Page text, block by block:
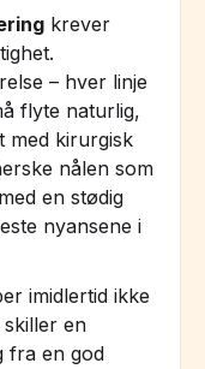
krever
– hver linje
flyte naturlig,
med kirurgisk
nålen som
en stødig
nyansene i
imidlertid ikke
en
fra en god